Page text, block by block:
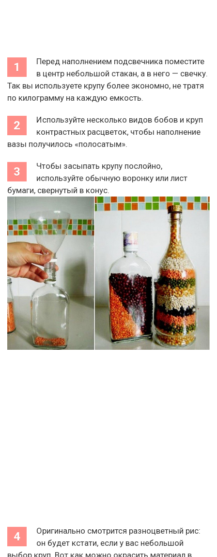
Перед наполнением подсвечника поместите
в центр небольшой стакан, а в него — свечку.
Так вы используете крупу более экономно, не тратя
по килограмму на каждую емкость.
Используйте несколько видов бобов и круп
контрастных расцветок, чтобы наполнение
вазы получилось «полосатым».
Чтобы засыпать крупу послойно,
используйте обычную воронку или лист
бумаги, свернутый в конус.
Оригинально смотрится разноцветный рис:
он будет кстати, если у вас небольшой